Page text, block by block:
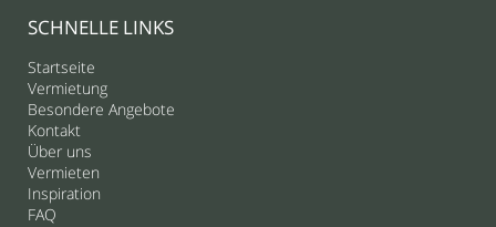
SCHNELLE LINKS
Startseite
Vermietung
Besondere Angebote
Kontakt
Über uns
Vermieten
Inspiration
FAQ